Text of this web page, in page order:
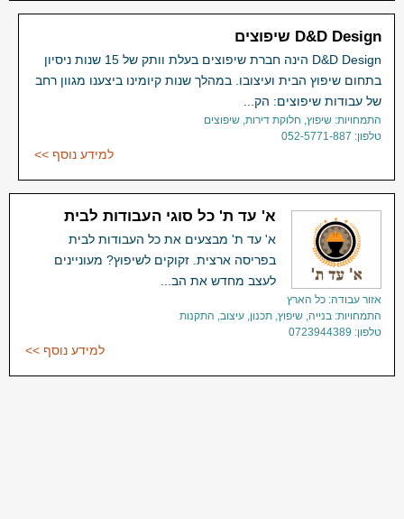
D&D Design שיפוצים
D&D Design הינה חברת שיפוצים בעלת וותק של 15 שנות ניסיון
בתחום שיפוץ הבית ועיצובו. במהלך שנות קיומינו ביצענו מגוון רחב
של עבודות שיפוצים: הק...
התמחויות: שיפוץ, חלוקת דירות, שיפוצים
טלפון: 052-5771-887
למידע נוסף >>
א' עד ת' כל סוגי העבודות לבית
א' עד ת' מבצעים את כל העבודות לבית
בפריסה ארצית. זקוקים לשיפוץ? מעוניינים
לעצב מחדש את הב...
אזור עבודה: כל הארץ
התמחויות: בנייה, שיפוץ, תכנון, עיצוב, התקנות
טלפון: 0723944389
למידע נוסף >>